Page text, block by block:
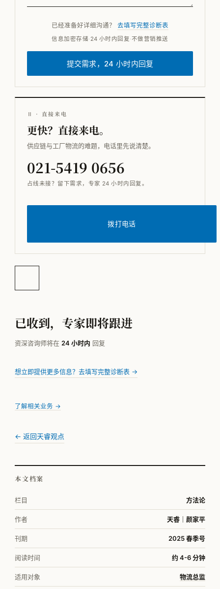
已经准备好详细沟通？ 去填写完整诊断表
信息加密存储· 24 小时内回复·不做营销推送
提交需求，24 小时内回复
Ⅱ · 直接来电
更快？直接来电。
供应链与工厂物流的难题，电话里先说清楚。
021-5419 0656
占线未接？留下需求，专家 24 小时内回复。
拨打电话
已收到，专家即将跟进
资深咨询师将在 24 小时内 回复
想立即提供更多信息？去填写完整诊断表 →
了解相关业务 →
← 返回天睿观点
本文档案
栏目 方法论
作者 天睿｜颜家平
刊期 2025 春季号
阅读时间 约 4-6 分钟
适用对象 物流总监